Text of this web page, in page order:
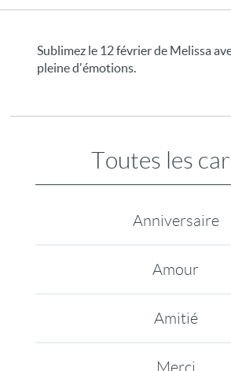
Sublimez le 12 février de Melissa
pleine d'émotions.
Toutes les
Anniversaire
Amour
Amitié
Merci